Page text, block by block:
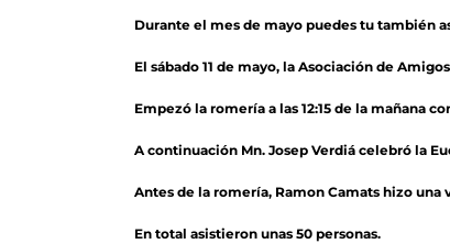
Durante el mes de mayo puedes tu también
El sábado 11 de mayo, la Asociación de
Empezó la romería a las 12:15 de la mañana
A continuación Mn. Josep Verdiá celebró la
Antes de la romería, Ramon Camats hizo una
En total asistieron unas 50 personas.